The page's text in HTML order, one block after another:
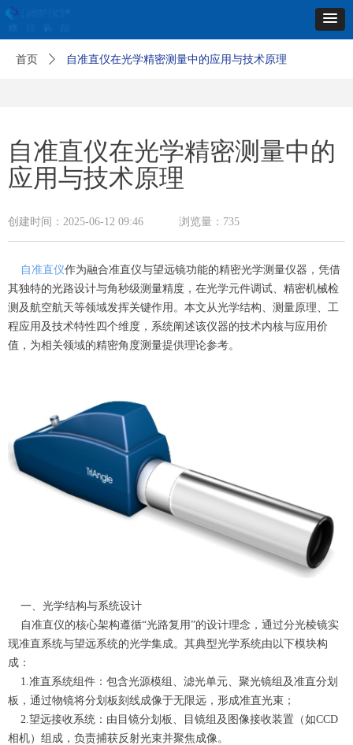
自准直仪在光学精密测量中的
应用与技术原理
自准直仪作为融合准直仪与望远镜功能的精密光学测量仪器，凭借
其独特的光路设计与角秒级测量精度，在光学元件调试、精密机械检
测及航空航天等领域发挥关键作用。本文从光学结构、测量原理、工
程应用及技术特性四个维度，系统阐述该仪器的技术内核与应用价
值，为相关领域的精密角度测量提供理论参考。
一、光学结构与系统设计
自准直仪的核心架构遵循“光路复用”的设计理念，通过分光棱镜实
现准直系统与望远系统的光学集成。其典型光学系统由以下模块构
成：
1.准直系统组件：包含光源模组、滤光单元、聚光镜组及准直分划
板，通过物镜将分划板刻线成像于无限远，形成准直光束；
2.望远接收系统：由目镜分划板、目镜组及图像接收装置（如CCD
相机）组成，负责捕获反射光束并聚焦成像。
创建时间： 2025-06-12 09:46 浏览量： 735
首页 ꄲ 自准直仪在光学精密测量中的应用与技术原理